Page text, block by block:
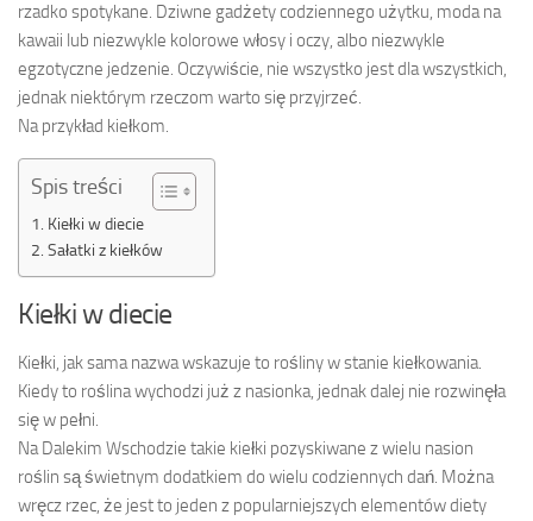
rzadko spotykane. Dziwne gadżety codziennego użytku, moda na
kawaii lub niezwykle kolorowe włosy i oczy, albo niezwykle
egzotyczne jedzenie. Oczywiście, nie wszystko jest dla wszystkich,
jednak niektórym rzeczom warto się przyjrzeć.
Na przykład kiełkom.
Spis treści
Kiełki w diecie
Sałatki z kiełków
Kiełki w diecie
Kiełki, jak sama nazwa wskazuje to rośliny w stanie kiełkowania.
Kiedy to roślina wychodzi już z nasionka, jednak dalej nie rozwinęła
się w pełni.
Na Dalekim Wschodzie takie kiełki pozyskiwane z wielu nasion
roślin są świetnym dodatkiem do wielu codziennych dań. Można
wręcz rzec, że jest to jeden z popularniejszych elementów diety